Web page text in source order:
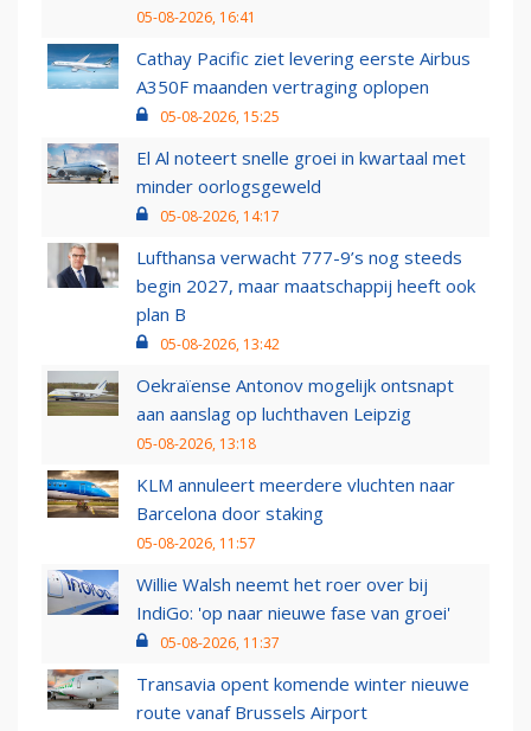
05-08-2026, 16:41
Cathay Pacific ziet levering eerste Airbus
A350F maanden vertraging oplopen
05-08-2026, 15:25
El Al noteert snelle groei in kwartaal met
minder oorlogsgeweld
05-08-2026, 14:17
Lufthansa verwacht 777-9’s nog steeds
begin 2027, maar maatschappij heeft ook
plan B
05-08-2026, 13:42
Oekraïense Antonov mogelijk ontsnapt
aan aanslag op luchthaven Leipzig
05-08-2026, 13:18
KLM annuleert meerdere vluchten naar
Barcelona door staking
05-08-2026, 11:57
Willie Walsh neemt het roer over bij
IndiGo: 'op naar nieuwe fase van groei'
05-08-2026, 11:37
Transavia opent komende winter nieuwe
route vanaf Brussels Airport